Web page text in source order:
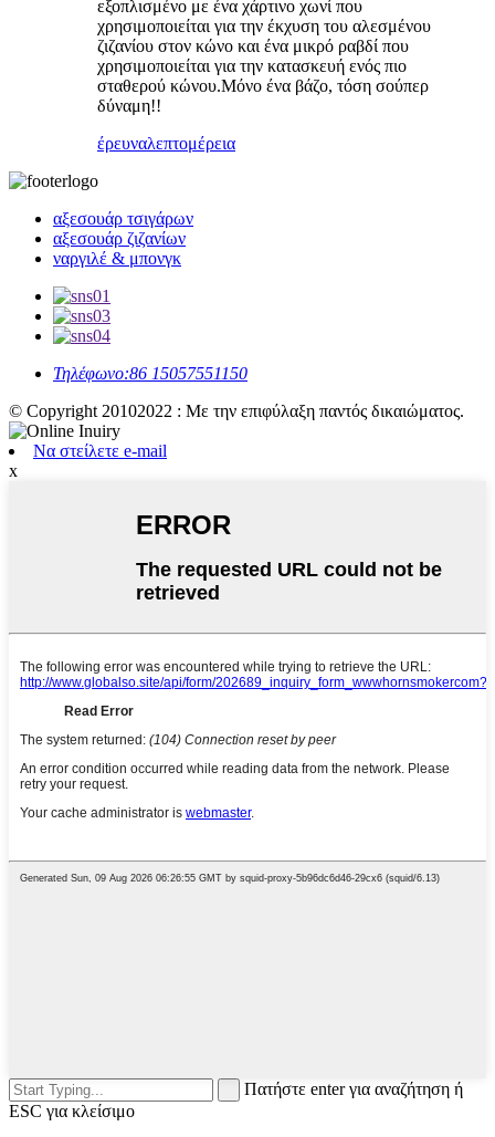
εξοπλισμένο με ένα χάρτινο χωνί που
χρησιμοποιείται για την έκχυση του αλεσμένου
ζιζανίου στον κώνο και ένα μικρό ραβδί που
χρησιμοποιείται για την κατασκευή ενός πιο
σταθερού κώνου.Μόνο ένα βάζο, τόση σούπερ
δύναμη!!
έρευναλεπτομέρεια
αξεσουάρ τσιγάρων
αξεσουάρ ζιζανίων
ναργιλέ & μπονγκ
Τηλέφωνο:86 15057551150
© Copyright 20102022 : Με την επιφύλαξη παντός δικαιώματος.
Να στείλετε e-mail
x
Πατήστε enter για αναζήτηση ή
ESC για κλείσιμο